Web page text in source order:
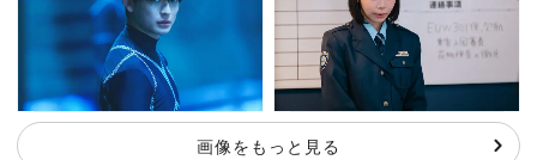
画像をもっと見る